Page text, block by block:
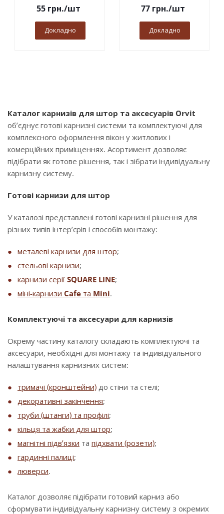
55грн./шт
Докладно
77грн./шт
Докладно
Каталог карнизів для штор та аксесуарів Orvit
об’єднує готові карнизні системи та комплектуючі для
комплексного оформлення вікон у житлових і
комерційних приміщеннях. Асортимент дозволяє
підібрати як готове рішення, так і зібрати індивідуальну
карнизну систему.
Готові карнизи для штор
У каталозі представлені готові карнизні рішення для
різних типів інтер’єрів і способів монтажу:
металеві карнизи для штор;
стельові карнизи;
карнизи серії SQUARE LINE;
міні-карнизи Cafe та Mini.
Комплектуючі та аксесуари для карнизів
Окрему частину каталогу складають комплектуючі та
аксесуари, необхідні для монтажу та індивідуального
налаштування карнизних систем:
тримачі (кронштейни) до стіни та стелі;
декоративні закінчення;
труби (штанги) та профілі;
кільця та жабки для штор;
магнітні підв’язки та підхвати (розети);
гардинні палиці;
люверси.
Каталог дозволяє підібрати готовий карниз або
сформувати індивідуальну карнизну систему з окремих